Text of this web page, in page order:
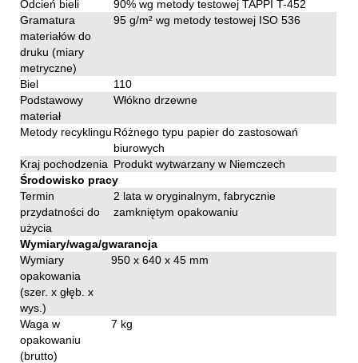
Odcień bieli
90% wg metody testowej TAPPI T-452
Gramatura
materiałów do
druku (miary
metryczne)
95 g/m² wg metody testowej ISO 536
Biel
110
Podstawowy
materiał
Włókno drzewne
Metody recyklingu Różnego typu papier do zastosowań
biurowych
Kraj pochodzenia Produkt wytwarzany w Niemczech
Środowisko pracy
Termin
przydatności do
użycia
2 lata w oryginalnym, fabrycznie
zamkniętym opakowaniu
Wymiary/waga/gwarancja
Wymiary
opakowania
(szer. x głęb. x
wys.)
950 x 640 x 45 mm
Waga w
opakowaniu
(brutto)
7 kg